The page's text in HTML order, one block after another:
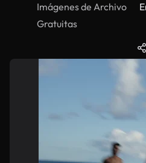
Imágenes de Archivo
Gratuitas